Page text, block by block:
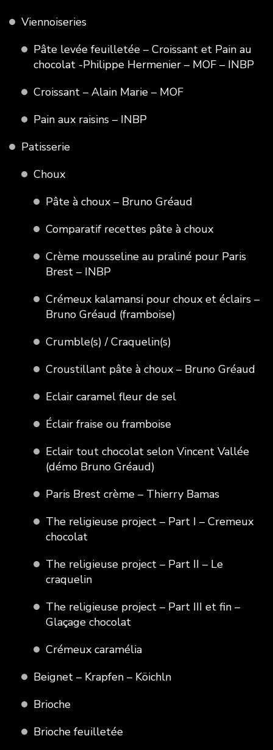
Viennoiseries
Pâte levée feuilletée – Croissant et Pain au
chocolat -Philippe Hermenier – MOF – INBP
Croissant – Alain Marie – MOF
Pain aux raisins – INBP
Patisserie
Choux
Pâte à choux – Bruno Gréaud
Comparatif recettes pâte à choux
Crème mousseline au praliné pour Paris
Brest – INBP
Crémeux kalamansi pour choux et éclairs –
Bruno Gréaud (framboise)
Crumble(s) / Craquelin(s)
Croustillant pâte à choux – Bruno Gréaud
Eclair caramel fleur de sel
Éclair fraise ou framboise
Eclair tout chocolat selon Vincent Vallée
(démo Bruno Gréaud)
Paris Brest crème – Thierry Bamas
The religieuse project – Part I – Cremeux
chocolat
The religieuse project – Part II – Le
craquelin
The religieuse project – Part III et fin –
Glaçage chocolat
Crémeux caramélia
Beignet – Krapfen – Köichln
Brioche
Brioche feuilletée